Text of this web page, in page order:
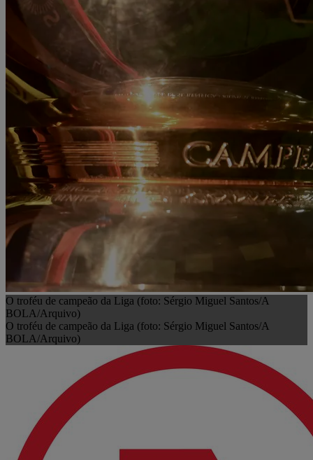
O troféu de campeão da Liga (foto: Sérgio Miguel Santos/A
BOLA/Arquivo)
O troféu de campeão da Liga (foto: Sérgio Miguel Santos/A
BOLA/Arquivo)